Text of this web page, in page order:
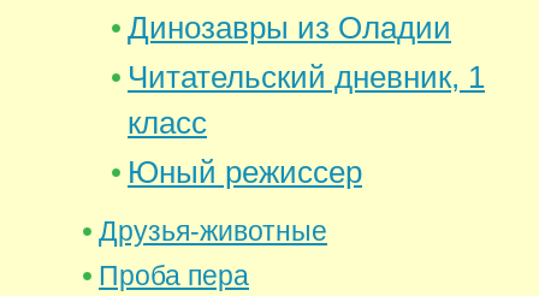
Динозавры из Оладии
Читательский дневник, 1
класс
Юный режиссер
Друзья-животные
Проба пера